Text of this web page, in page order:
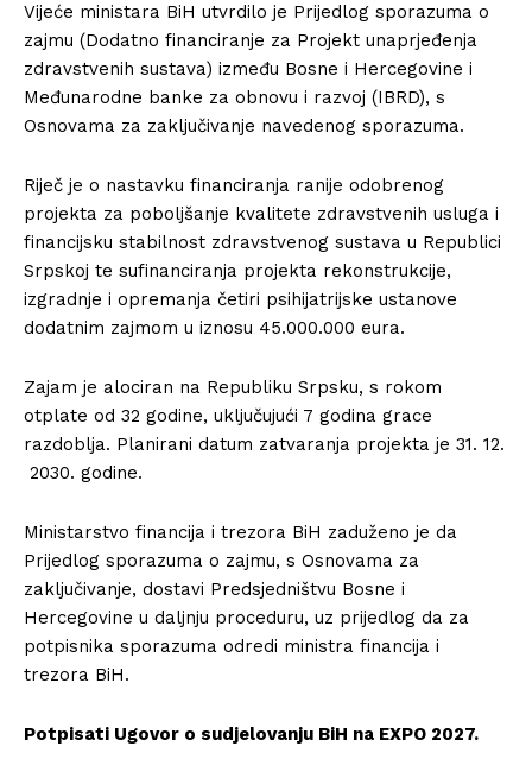
Vijeće ministara BiH utvrdilo je Prijedlog sporazuma o
zajmu (Dodatno financiranje za Projekt unaprjeđenja
zdravstvenih sustava) između Bosne i Hercegovine i
Međunarodne banke za obnovu i razvoj (IBRD), s
Osnovama za zaključivanje navedenog sporazuma.
Riječ je o nastavku financiranja ranije odobrenog
projekta za poboljšanje kvalitete zdravstvenih usluga i
financijsku stabilnost zdravstvenog sustava u Republici
Srpskoj te sufinanciranja projekta rekonstrukcije,
izgradnje i opremanja četiri psihijatrijske ustanove
dodatnim zajmom u iznosu 45.000.000 eura.
Zajam je alociran na Republiku Srpsku, s rokom
otplate od 32 godine, uključujući 7 godina grace
razdoblja. Planirani datum zatvaranja projekta je 31. 12.
2030. godine.
Ministarstvo financija i trezora BiH zaduženo je da
Prijedlog sporazuma o zajmu, s Osnovama za
zaključivanje, dostavi Predsjedništvu Bosne i
Hercegovine u daljnju proceduru, uz prijedlog da za
potpisnika sporazuma odredi ministra financija i
trezora BiH.
Potpisati Ugovor o sudjelovanju BiH na EXPO 2027.